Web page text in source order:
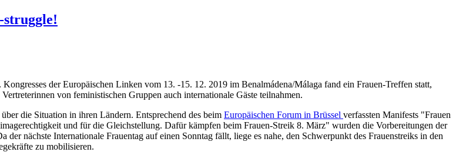
struggle!
der Europäischen Linken vom 13. -15. 12. 2019 im Benalmádena/Málaga fand ein Frauen-Treffen statt,
von feministischen Gruppen auch internationale Gäste teilnahmen.
die Situation in ihren Ländern. Entsprechend des beim Europäischen Forum in Brüssel verfassten Manifests "Frauen
und für die Gleichstellung. Dafür kämpfen beim Frauen-Streik 8. März" wurden die Vorbereitungen der
der nächste Internationale Frauentag auf einen Sonntag fällt, liege es nahe, den Schwerpunkt des Frauenstreiks in den
zu mobilisieren.